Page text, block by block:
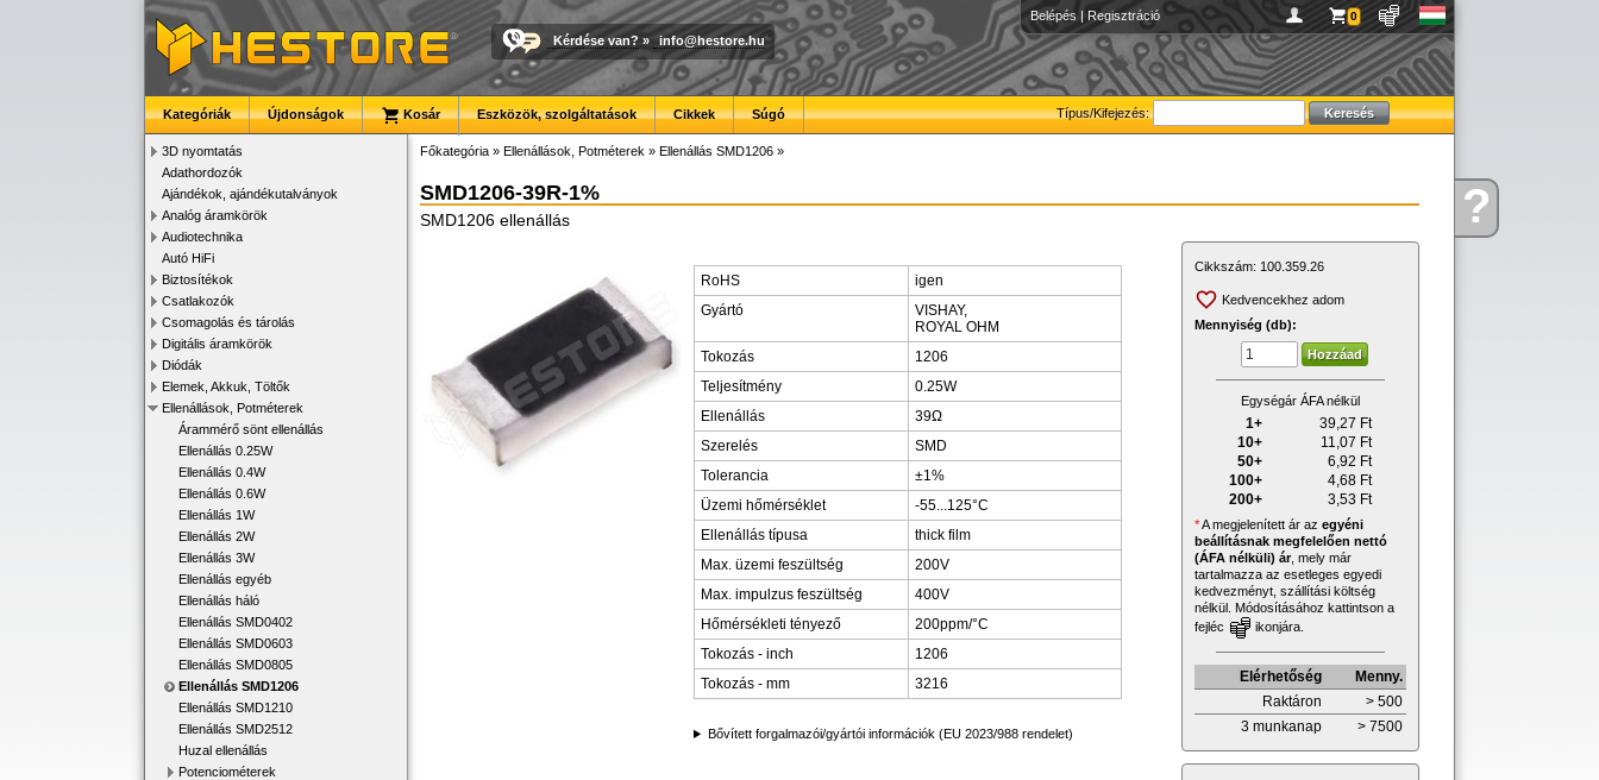
Kérdése?
Belépés | Regisztráció 0
Kérdése van? » info@hestore.hu
Típus/Kifejezés:
Kategóriák Újdonságok Kosár Eszközök, szolgáltatások Cikkek Súgó
3D nyomtatás
Adathordozók
Ajándékok, ajándékutalványok
Analóg áramkörök
Audiotechnika
Autó HiFi
Biztosítékok
Csatlakozók
Csomagolás és tárolás
Digitális áramkörök
Diódák
Elemek, Akkuk, Töltők
Ellenállások, Potméterek
Árammérő sönt ellenállás
Ellenállás 0.25W
Ellenállás 0.4W
Ellenállás 0.6W
Ellenállás 1W
Ellenállás 2W
Ellenállás 3W
Ellenállás egyéb
Ellenállás háló
Ellenállás SMD0402
Ellenállás SMD0603
Ellenállás SMD0805
Ellenállás SMD1206
Ellenállás SMD1210
Ellenállás SMD2512
Huzal ellenállás
Potenciométerek
Főkategória » Ellenállások, Potméterek » Ellenállás SMD1206 »
SMD1206-39R-1%
SMD1206 ellenállás
RoHS
igen
Gyártó
VISHAY,
ROYAL OHM
Tokozás
1206
Teljesítmény
0.25W
Ellenállás
39Ω
Szerelés
SMD
Tolerancia
±1%
Üzemi hőmérséklet
-55...125°C
Ellenállás típusa
thick film
Max. üzemi feszültség
200V
Max. impulzus feszültség
400V
Hőmérsékleti tényező
200ppm/°C
Tokozás - inch
1206
Tokozás - mm
3216
Bővített forgalmazói/gyártói információk (EU 2023/988 rendelet)
Cikkszám: 100.359.26
Kedvencekhez adom
Mennyiség (db):
Egységár ÁFA nélkül
1+ 39,27 Ft
10+
11,07 Ft
50+
6,92 Ft
100+
4,68 Ft
200+
3,53 Ft
*A megjelenített ár az egyéni
beállításnak megfelelően nettó
(ÁFA nélküli) ár, mely már
tartalmazza az esetleges egyedi
kedvezményt, szállítási költség
nélkül. Módosításához kattintson a
fejléc
ikonjára.
Elérhetőség
Menny.
Raktáron
> 500
3 munkanap
> 7500